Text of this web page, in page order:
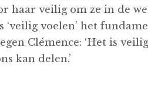
haar veilig om ze in de
voelen’ het
Clémence: ‘Het is
kan delen.’